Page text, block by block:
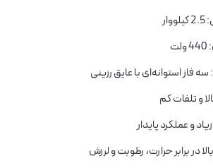
فاز استوانه‌ای با عایق رزینی
و تلفات کم
و عملکرد پایدار
در برابر حرارت، رطوبت و لرزش